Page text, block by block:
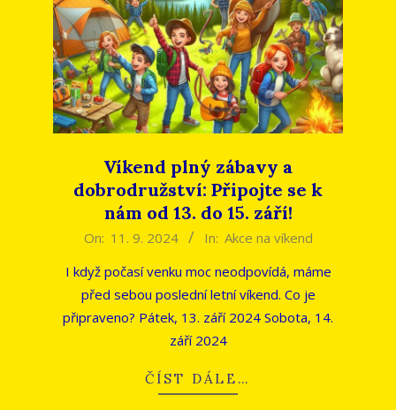
Víkend plný zábavy a
dobrodružství: Připojte se k
nám od 13. do 15. září!
2024-
11
On: 11. 9. 2024 In: Akce na víkend
I když počasí venku moc neodpovídá, máme
před sebou poslední letní víkend. Co je
připraveno? Pátek, 13. září 2024 Sobota, 14.
září 2024
ČÍST DÁLE…